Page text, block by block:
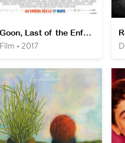
Goon, Last of the Enforcers
• 2017